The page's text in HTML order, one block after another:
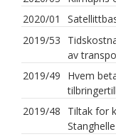
2020/01
2019/53
av
2019/49
Hvem
2019/48
Tiltak for
Stanghelle